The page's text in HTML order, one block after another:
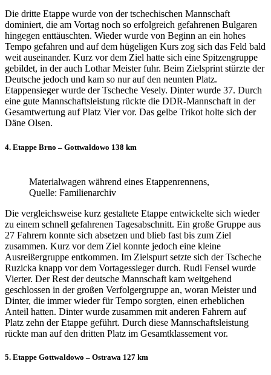
Die dritte Etappe wurde von der tschechischen Mannschaft
dominiert, die am Vortag noch so erfolgreich gefahrenen Bulgaren
hingegen enttäuschten. Wieder wurde von Beginn an ein hohes
Tempo gefahren und auf dem hügeligen Kurs zog sich das Feld bald
weit auseinander. Kurz vor dem Ziel hatte sich eine Spitzengruppe
gebildet, in der auch Lothar Meister fuhr. Beim Zielsprint stürzte der
Deutsche jedoch und kam so nur auf den neunten Platz.
Etappensieger wurde der Tscheche Vesely. Dinter wurde 37. Durch
eine gute Mannschaftsleistung rückte die DDR-Mannschaft in der
Gesamtwertung auf Platz Vier vor. Das gelbe Trikot holte sich der
Däne Olsen.
4. Etappe Brno – Gottwaldowo 138 km
Materialwagen während eines Etappenrennens,
Quelle: Familienarchiv
Die vergleichsweise kurz gestaltete Etappe entwickelte sich wieder
zu einem schnell gefahrenen Tagesabschnitt. Ein große Gruppe aus
27 Fahrern konnte sich absetzen und blieb fast bis zum Ziel
zusammen. Kurz vor dem Ziel konnte jedoch eine kleine
Ausreißergruppe entkommen. Im Zielspurt setzte sich der Tscheche
Ruzicka knapp vor dem Vortagessieger durch. Rudi Fensel wurde
Vierter. Der Rest der deutsche Mannschaft kam weitgehend
geschlossen in der großen Verfolgergruppe an, woran Meister und
Dinter, die immer wieder für Tempo sorgten, einen erheblichen
Anteil hatten. Dinter wurde zusammen mit anderen Fahrern auf
Platz zehn der Etappe geführt. Durch diese Mannschaftsleistung
rückte man auf den dritten Platz im Gesamtklassement vor.
5. Etappe Gottwaldowo – Ostrawa 127 km